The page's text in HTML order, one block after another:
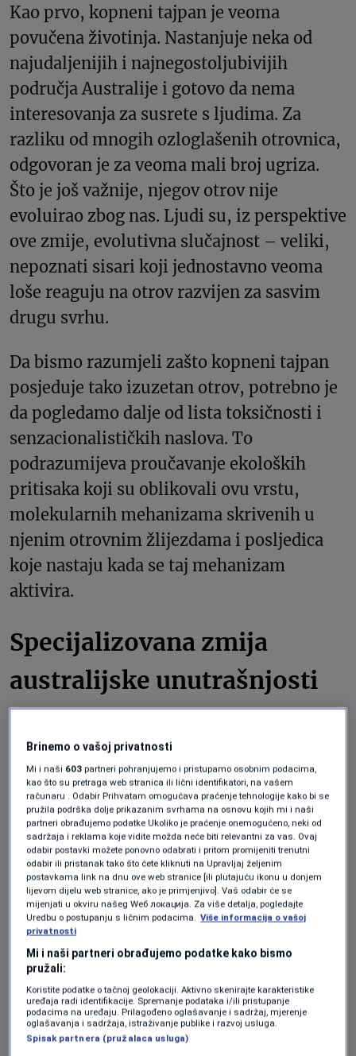
Kao prvo, kopneni tajpan je veoma
povučena životinja. Nastanjuje neka od
najudaljenijih i najnegostoljubivijih
područja Australije i gotovo da nema
interesovanja za susrete s ljudima. Za
razliku od mnogih ozloglašenih otrovnica,
odgovoran je za veoma mali broj ugriza.
Što je još važnije, njegov otrov nije
evoluirao zbog nas. Ljudi su, iz perspektive
ove zmije, evolutivna slučajnost – veliki,
nepoznati sisari koji jednostavno veoma
loše reaguju na otrov razvijen za sasvim
drugu svrhu.
Da bismo razumjeli zašto kopneni tajpan
posjeduje tako izuzetan otrov, potrebno je
da pogledamo dalje od lista toksičnosti i
senzacionalističkih naslova. To
podrazumijeva proučavanje ekoloških
pritisaka koji su oblikovali ovu vrstu,
molekularnih mehanizama skrivenih u
njenim otrovnim žlijezdama i posljedica
koje nastaju kada se taj mehanizam
aktivira.
Specijalizovana zmija
australijske unutrašnjosti
časopisu Journal of Herpetology
tajpan (Oxyuranus microlepidotus)
nastanjuje sušnu unutrašnjost centralno-
istočne Australije. Posebno oblast poznatu
kao Channel Country u jugozapadnom
Queenslandu i sjeveroistočnoj Južnoj
Australiji.
Ovi dijelovi australijske divljine poznati su
po ispucalim glinovitim ravnicama,
povremenim vodenim tokovima, izuzetno
vrelim ljetima i dramatičnim smjenama
Brinemo o vašoj privatnosti
Mi i naši 603 partneri pohranjujemo i pristupamo osobnim podacima,
kao što su pretraga web stranica ili lični identifikatori, na vašem
računaru . Odabir Prihvatam omogućava praćenje tehnologije kako bi se
pružila podrška dolje prikazanim svrhama na osnovu kojih mi i naši
partneri obrađujemo podatke Ukoliko je praćenje onemogućeno, neki od
sadržaja i reklama koje vidite možda neće biti relevantni za vas. Ovaj
odabir postavki možete ponovno odabrati i pritom promijeniti trenutni
odabir ili pristanak tako što ćete kliknuti na Upravljaj željenim
postavkama link na dnu ove web stranice [ili plutajuću ikonu u donjem
lijevom dijelu web stranice, ako je primjenjivo]. Vaš odabir će se
mijenjati u okviru našeg Wеб локација. Za više detalja, pogledajte
Uredbu o postupanju s ličnim podacima. Više informacija o vašoj
privatnosti
Mi i naši partneri obrađujemo podatke kako bismo
pružali:
Koristite podatke o tačnoj geolokaciji. Aktivno skenirajte karakteristike
uređaja radi identifikacije. Spremanje podataka i/ili pristupanje
podacima na uređaju. Prilagođeno oglašavanje i sadržaj, mjerenje
oglašavanja i sadržaja, istraživanje publike i razvoj usluga.
Spisak partnera (pružalaca usluga)